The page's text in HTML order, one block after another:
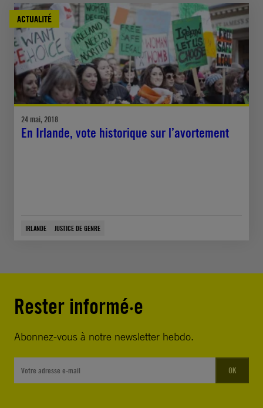
ACTUALITÉ
24 mai, 2018
En Irlande, vote historique sur l’avortement
IRLANDE JUSTICE DE GENRE
Rester informé·e
Abonnez-vous à notre newsletter hebdo.
OK